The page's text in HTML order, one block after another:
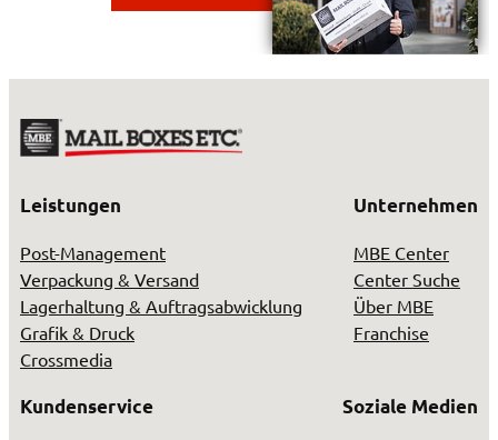
Leistungen
Post-Management
Verpackung & Versand
Lagerhaltung & Auftragsabwicklung
Grafik & Druck
Crossmedia
Unternehmen
MBE Center
Center Suche
Über MBE
Franchise
Kundenservice Soziale Medien